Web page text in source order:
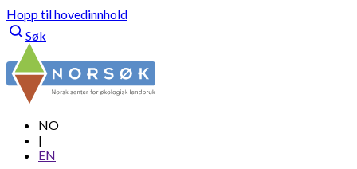
Hopp til hovedinnhold
Søk
NO
|
EN